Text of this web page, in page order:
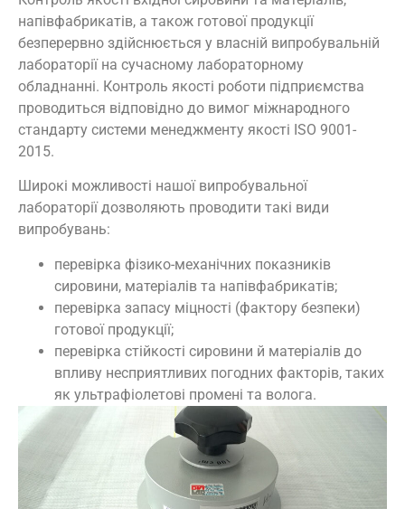
напівфабрикатів, а також готової продукції
безперервно здійснюється у власній випробувальній
лабораторії на сучасному лабораторному
обладнанні. Контроль якості роботи підприємства
проводиться відповідно до вимог міжнародного
стандарту системи менеджменту якості ISO 9001-
2015.
Широкі можливості нашої випробувальної
лабораторії дозволяють проводити такі види
випробувань:
перевірка фізико-механічних показників
сировини, матеріалів та напівфабрикатів;
перевірка запасу міцності (фактору безпеки)
готової продукції;
перевірка стійкості сировини й матеріалів до
впливу несприятливих погодних факторів, таких
як ультрафіолетові промені та волога.